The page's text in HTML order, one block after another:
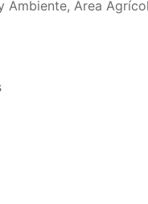
Ambiente, Área